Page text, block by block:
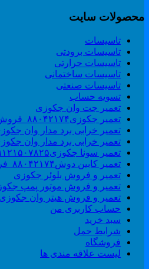
سایت
تاسیسات
تاسیسات برودتی
تاسیسات حرارتی
تاسیسات ساختمانی
تاسیسات صنعتی
تسویه حساب
تعمیر جت وان جکوزی
تعمیر جکوزی۸۸۰۴۲۱۷۴_فروش وان_جکوزی
تعمیر خرابی برد مدار وان جکوزی
تعمیر خرابی برد مدار وان جکوزی
تعمیر سونا جکوزی۰۹۱۲۱۵۰۷۸۲۵#| Sauna | Jacuzzi
تعمیر کابین دوش۸۸۰۴۲۱۷۴_فروش کابین دوش
تعمیر و فروش بلوئر جکوزی
تعمیر و فروش موتور پمپ جکوزی
تعمیر و فروش هیتر وان جکوزی
حساب کاربری من
سبد خرید
شرایط حمل
فروشگاه
لیست علاقه مندی ها